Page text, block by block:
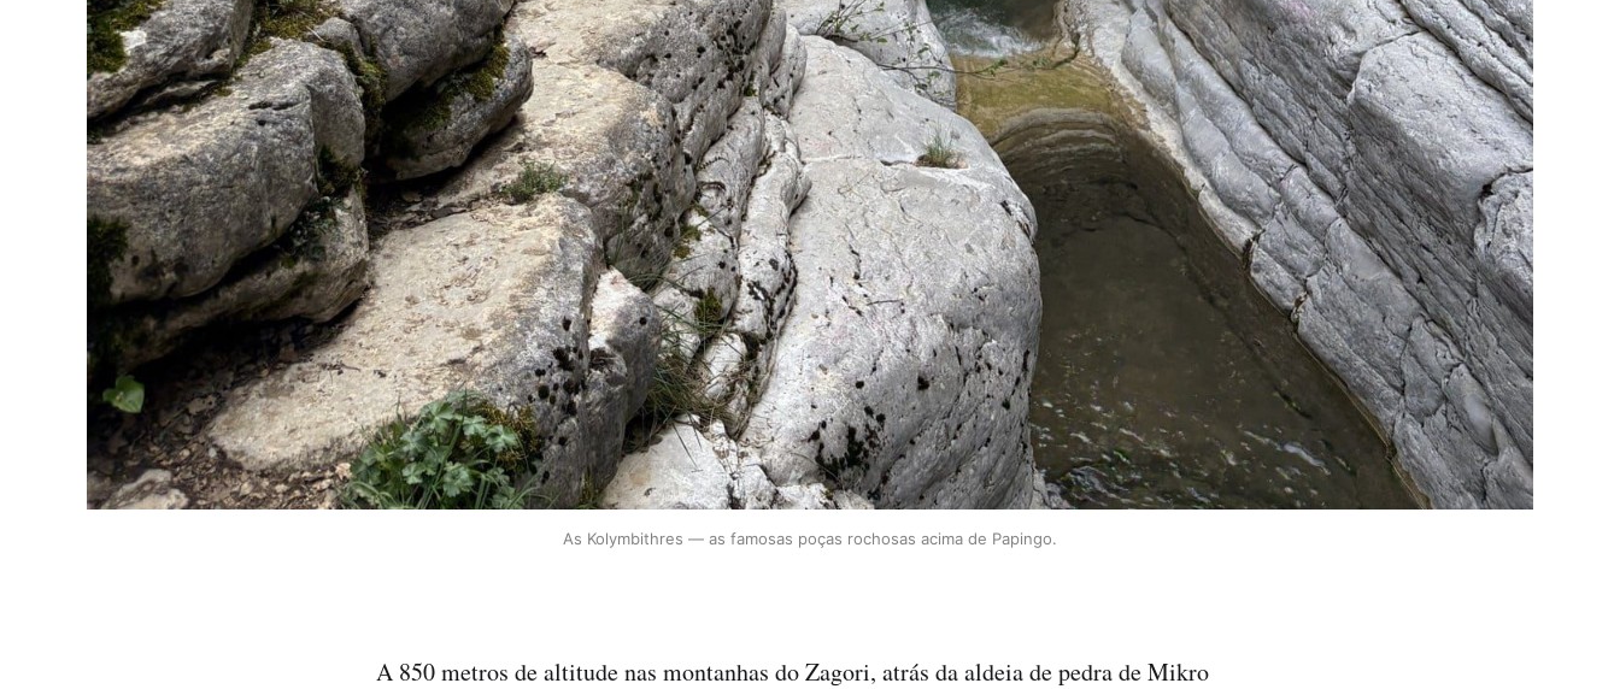
As Kolymbithres — as famosas poças rochosas acima de Papingo.
A 850 metros de altitude nas montanhas do Zagori, atrás da aldeia de pedra de Mikro